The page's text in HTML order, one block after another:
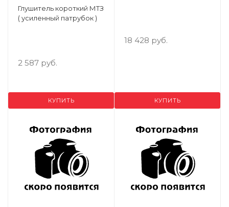
Глушитель короткий МТЗ
( усиленный патрубок )
2 587 руб.
КУПИТЬ
18 428 руб.
КУПИТЬ